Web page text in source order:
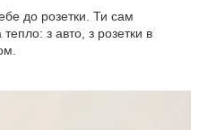
до розетки. Ти сам
з авто, з розетки в